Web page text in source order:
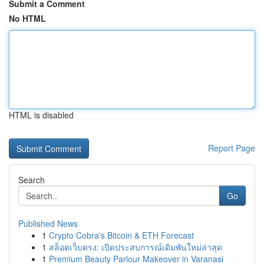
Submit a Comment
No HTML
HTML is disabled
Report Page
Search
Go
Published News
1 Crypto Cobra's Bitcoin & ETH Forecast
1 สล็อตเว็บตรง: เปิดประสบการณ์เดิมพันใหม่ล่าสุด
1 Premium Beauty Parlour Makeover in Varanasi